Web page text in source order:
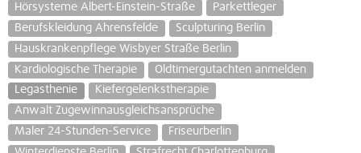
Hörsysteme Albert-Einstein-Straße
Parkettleger
Berufskleidung Ahrensfelde
Sculpturing Berlin
Hauskrankenpflege Wisbyer Straße Berlin
Kardiologische Therapie
Oldtimergutachten anmelden
Legasthenie
Kiefergelenkstherapie
Anwalt Zugewinnausgleichsansprüche
Maler 24-Stunden-Service
Friseurberlin